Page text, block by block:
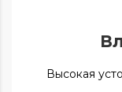
Высокая